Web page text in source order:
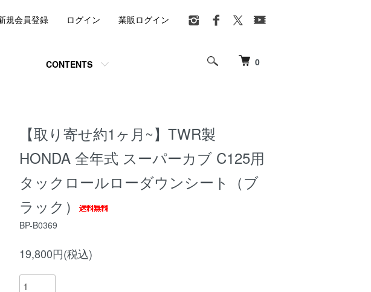
0
CONTENTS
規会員登録 ログイン 業販ログイン
【取り寄せ約1ヶ月~】TWR製
HONDA 全年式 スーパーカブ C125用
タックロールローダウンシート（ブ
ラック）
BP-B0369
19,800円(税込)